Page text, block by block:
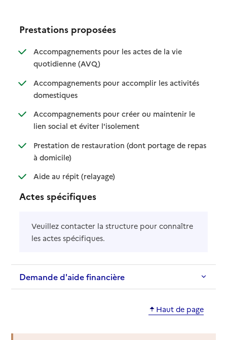
Prestations proposées
Accompagnements pour les actes de la vie
quotidienne (AVQ): disponible
: non disponible
Accompagnements pour accomplir les activités
domestiques: disponible
: non disponible
Accompagnements pour créer ou maintenir le
lien social et éviter l'isolement: disponible
: non disponible
Prestation de restauration (dont portage de repas
à domicile): disponible
: non disponible
Aide au répit (relayage): disponible
: non disponible
Actes spécifiques
Veuillez contacter la structure pour connaître
les actes spécifiques.
Demande d'aide financière
Haut de page